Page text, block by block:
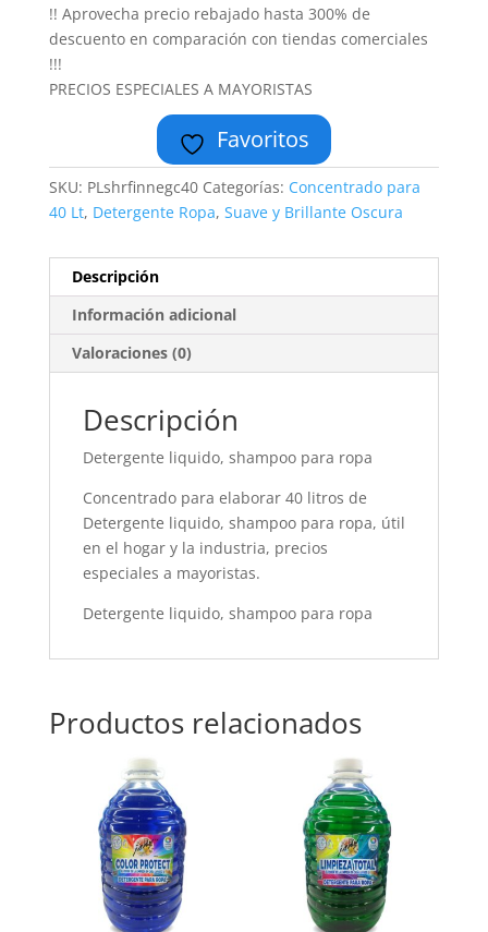
!! Aprovecha precio rebajado hasta 300% de
descuento en comparación con tiendas comerciales
!!!
PRECIOS ESPECIALES A MAYORISTAS
Favoritos
SKU: PLshrfinnegc40 Categorías: Concentrado para
40 Lt, Detergente Ropa, Suave y Brillante Oscura
Descripción
Información adicional
Valoraciones (0)
Descripción
Detergente liquido, shampoo para ropa
Concentrado para elaborar 40 litros de
Detergente liquido, shampoo para ropa, útil
en el hogar y la industria, precios
especiales a mayoristas.
Detergente liquido, shampoo para ropa
Productos relacionados